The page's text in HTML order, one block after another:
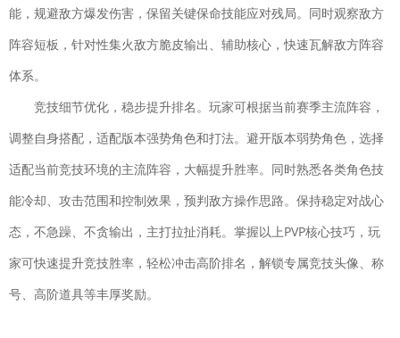
哈利波特魔法觉醒手游
卡牌对战| 1.89GB
休闲益智| 40.47MB
下载
版
角色扮演| 150MB
极限着陆中文版破解版
角色扮演| 420.2MB
飘渺西游手机版
能，规避敌方爆发伤害，保留关键保命技能应对残局。同时观察敌方
阵容短板，针对性集火敌方脆皮输出、辅助核心，快速瓦解敌方阵容
体系。
竞技细节优化，稳步提升排名。玩家可根据当前赛季主流阵容，
调整自身搭配，适配版本强势角色和打法。避开版本弱势角色，选择
适配当前竞技环境的主流阵容，大幅提升胜率。同时熟悉各类角色技
能冷却、攻击范围和控制效果，预判敌方操作思路。保持稳定对战心
态，不急躁、不贪输出，主打拉扯消耗。掌握以上PVP核心技巧，玩
家可快速提升竞技胜率，轻松冲击高阶排名，解锁专属竞技头像、称
号、高阶道具等丰厚奖励。